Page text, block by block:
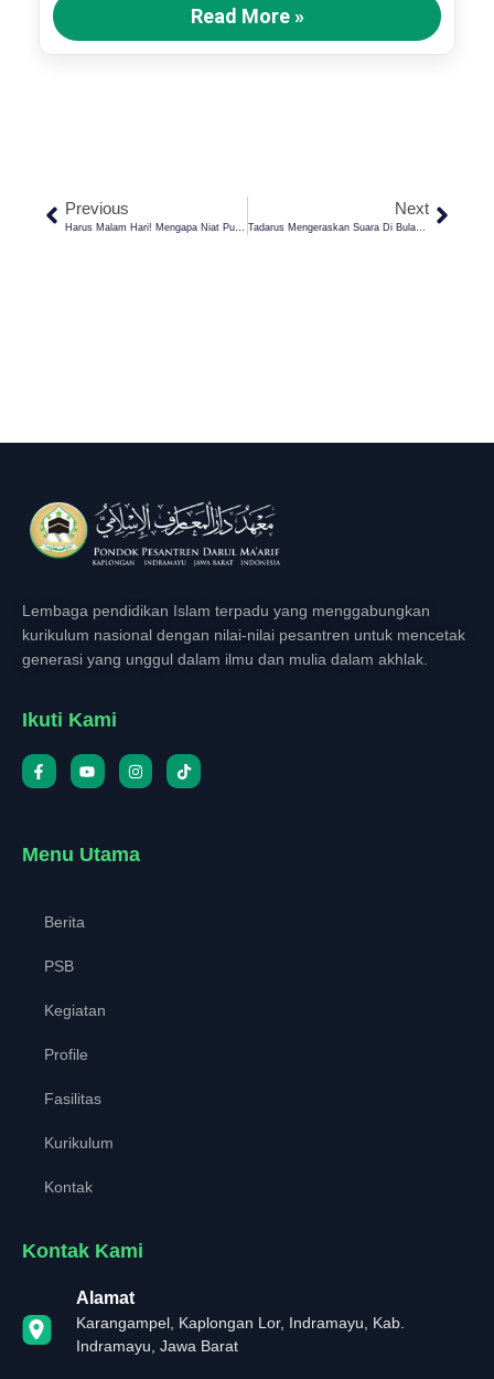
Read More »
Previous Next
Tadarus Mengeraskan Suara Di Bulan Ramadhan, Ini Adab Dan Hukumnya
Lembaga pendidikan Islam terpadu yang menggabungkan
kurikulum nasional dengan nilai-nilai pesantren untuk mencetak
generasi yang unggul dalam ilmu dan mulia dalam akhlak.
Ikuti Kami
Menu Utama
Berita
PSB
Kegiatan
Profile
Fasilitas
Kurikulum
Kontak
Kontak Kami
Alamat
Karangampel, Kaplongan Lor, Indramayu, Kab.
Indramayu, Jawa Barat